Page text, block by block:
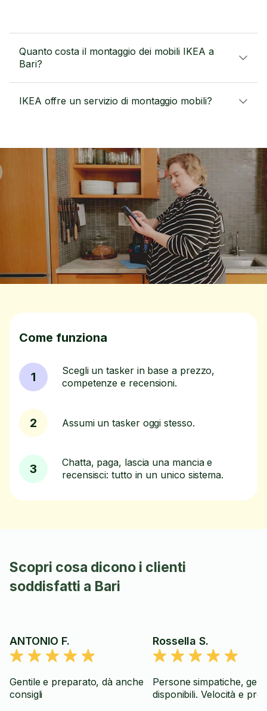
Quanto costa il montaggio dei mobili IKEA a
Bari?
IKEA offre un servizio di montaggio mobili?
Come funziona
1
Scegli un tasker in base a prezzo,
competenze e recensioni.
2 Assumi un tasker oggi stesso.
3
Chatta, paga, lascia una mancia e
recensisci: tutto in un unico sistema.
Scopri cosa dicono i clienti
soddisfatti a Bari
ANTONIO F.
Gentile e preparato, dà anche
consigli
Rossella S.
Persone simpatiche,
disponibili. Velocità e